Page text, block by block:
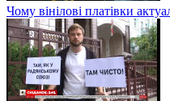
Чому вінілові платівки